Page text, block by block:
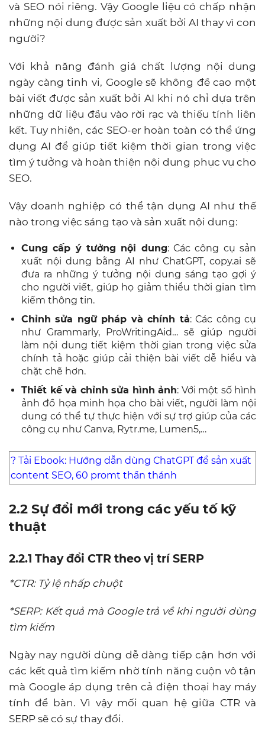
và SEO nói riêng. Vậy Google liệu có chấp nhận
những nội dung được sản xuất bởi AI thay vì con
người?
Với khả năng đánh giá chất lượng nội dung
ngày càng tinh vi, Google sẽ không đề cao một
bài viết được sản xuất bởi AI khi nó chỉ dựa trên
những dữ liệu đầu vào rời rạc và thiếu tính liên
kết. Tuy nhiên, các SEO-er hoàn toàn có thể ứng
dụng AI để giúp tiết kiệm thời gian trong việc
tìm ý tưởng và hoàn thiện nội dung phục vụ cho
SEO.
Vậy doanh nghiệp có thể tận dụng AI như thế
nào trong việc sáng tạo và sản xuất nội dung:
Cung cấp ý tưởng nội dung: Các công cụ sản
xuất nội dung bằng AI như ChatGPT, copy.ai sẽ
đưa ra những ý tưởng nội dung sáng tạo gợi ý
cho người viết, giúp họ giảm thiểu thời gian tìm
kiếm thông tin.
Chỉnh sửa ngữ pháp và chính tả: Các công cụ
như Grammarly, ProWritingAid… sẽ giúp người
làm nội dung tiết kiệm thời gian trong việc sửa
chính tả hoặc giúp cải thiện bài viết dễ hiểu và
chặt chẽ hơn.
Thiết kế và chỉnh sửa hình ảnh: Với một số hình
ảnh đồ họa minh họa cho bài viết, người làm nội
dung có thể tự thực hiện với sự trợ giúp của các
công cụ như Canva, Rytr.me, Lumen5,…
? Tải Ebook: Hướng dẫn dùng ChatGPT để sản xuất
content SEO, 60 promt thần thánh
2.2 Sự đổi mới trong các yếu tố kỹ
thuật
2.2.1 Thay đổi CTR theo vị trí SERP
*CTR: Tỷ lệ nhấp chuột
*SERP: Kết quả mà Google trả về khi người dùng
tìm kiếm
Ngày nay người dùng dễ dàng tiếp cận hơn với
các kết quả tìm kiếm nhờ tính năng cuộn vô tận
mà Google áp dụng trên cả điện thoại hay máy
tính để bàn. Vì vậy mối quan hệ giữa CTR và
SERP sẽ có sự thay đổi.